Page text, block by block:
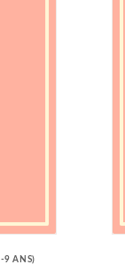
9 ANS)